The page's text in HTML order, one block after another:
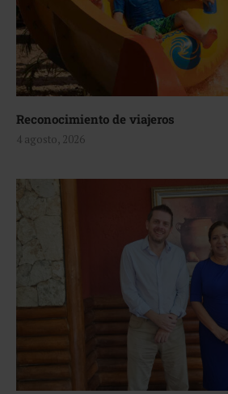
Reconocimiento de viajeros
4 agosto, 2026